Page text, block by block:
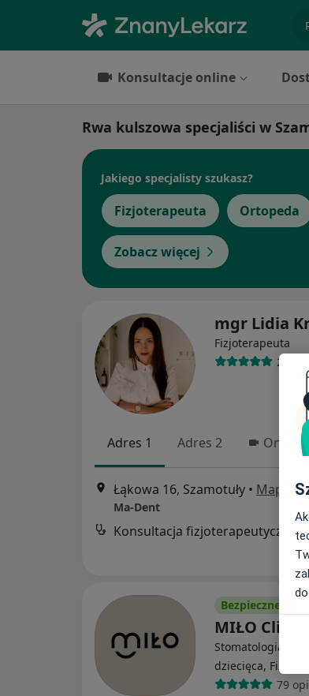
Konsultacje online
Rwa kulszowa specjaliści w
Jakiego specjalisty szukasz?
Fizjoterapeuta Ortopeda
Zobacz więcej
mgr Lidia
Fizjoterapeuta
24
Adres 1 Adres 2 Online
Łąkowa 16, Szamotuły • Mapa
Ma-Dent
Konsultacja fizjoterapeutyczna
Bezpieczne
MIŁO Clinic
Stomatologia,
dziecięca,
79